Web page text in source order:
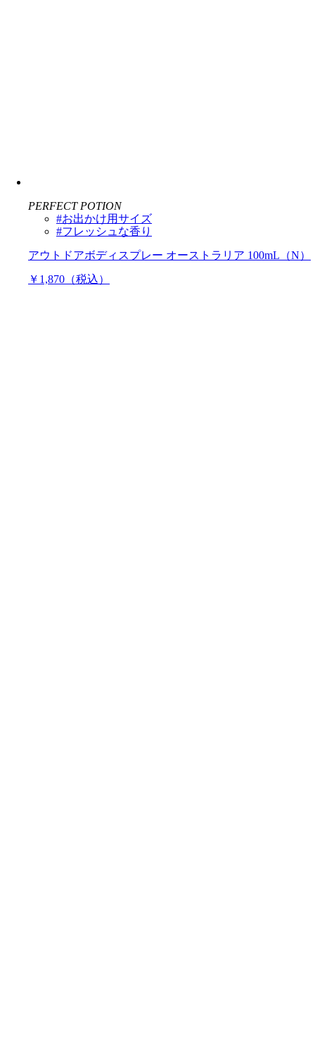
PERFECT POTION
#お出かけ用サイズ
#フレッシュな香り
アウトドアボディスプレー オーストラリア 100mL（N）
￥1,870（税込）